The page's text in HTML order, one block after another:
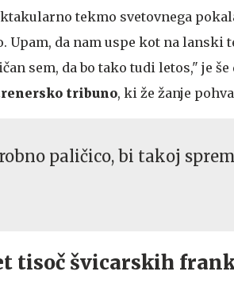
tekmo svetovnega
da nam uspe kot na lanski
sem, da bo tako tudi letos," je še
tribuno, ki že žanje
paličico, bi takoj
tisoč švicarskih